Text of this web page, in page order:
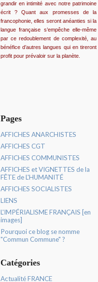
grandir en intimité avec notre patrimoine
écrit ? Quant aux promesses de la
francophonie, elles seront anéanties si la
langue française s’empêche elle-même
par ce redoublement de complexité, au
bénéfice d’autres langues qui en tireront
profit pour prévaloir sur la planète.
Pages
AFFICHES ANARCHISTES
AFFICHES CGT
AFFICHES COMMUNISTES
AFFICHES et VIGNETTES de la
FÊTE de L'HUMANITÉ
AFFICHES SOCIALISTES
LIENS
L'IMPÉRIALISME FRANÇAIS [en
images]
Pourquoi ce blog se nomme
"Commun Commune" ?
Catégories
Actualité FRANCE